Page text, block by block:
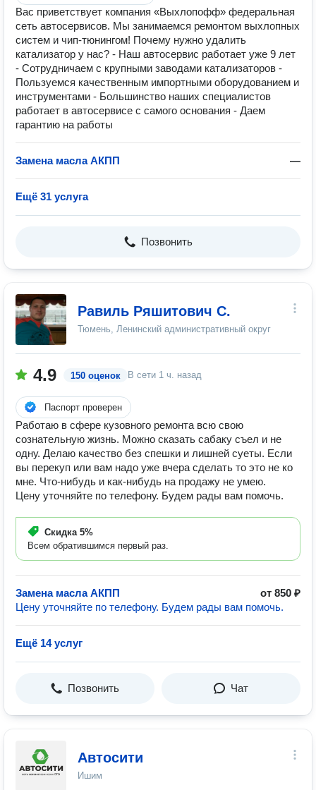
Вас приветствует компания «Выхлопофф» федеральная
сеть автосервисов. Мы занимаемся ремонтом выхлопных
систем и чип-тюнингом! Почему нужно удалить
катализатор у нас? - Наш автосервис работает уже 9 лет
- Сотрудничаем с крупными заводами катализаторов -
Пользуемся качественным импортными оборудованием и
инструментами - Большинство наших специалистов
работает в автосервисе с самого основания - Даем
гарантию на работы
Замена масла АКПП —
Ещё 31 услуга
Позвонить
Равиль Ряшитович С.
Тюмень, Ленинский административный округ
4.9 150 оценок В сети 1 ч. назад
Паспорт проверен
Работаю в сфере кузовного ремонта всю свою
сознательную жизнь. Можно сказать сабаку съел и не
одну. Делаю качество без спешки и лишней суеты. Если
вы перекуп или вам надо уже вчера сделать то это не ко
мне. Что-нибудь и как-нибудь на продажу не умею.
Цену уточняйте по телефону. Будем рады вам помочь.
Скидка 5%
Всем обратившимся первый раз.
Замена масла АКПП
от 850 ₽
Цену уточняйте по телефону. Будем рады вам помочь.
Ещё 14 услуг
Позвонить Чат
Автосити
Ишим